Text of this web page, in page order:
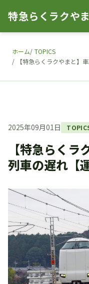
特急らくラクや
ホーム TOPICS
【特急らくラクやまと】
2025年09月01日
【特急らく
列車の遅れ【